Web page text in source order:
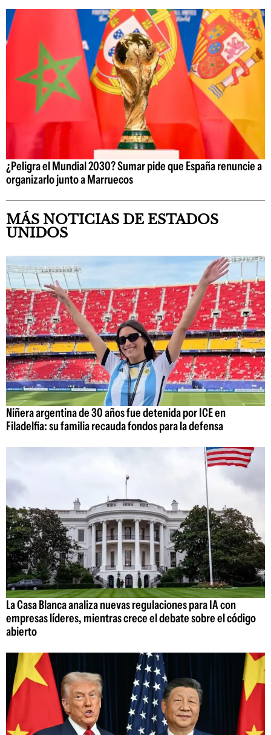
¿Peligra el Mundial 2030? Sumar pide que España renuncie a
organizarlo junto a Marruecos
MÁS NOTICIAS DE ESTADOS
UNIDOS
Niñera argentina de 30 años fue detenida por ICE en
Filadelfia: su familia recauda fondos para la defensa
La Casa Blanca analiza nuevas regulaciones para IA con
empresas líderes, mientras crece el debate sobre el código
abierto